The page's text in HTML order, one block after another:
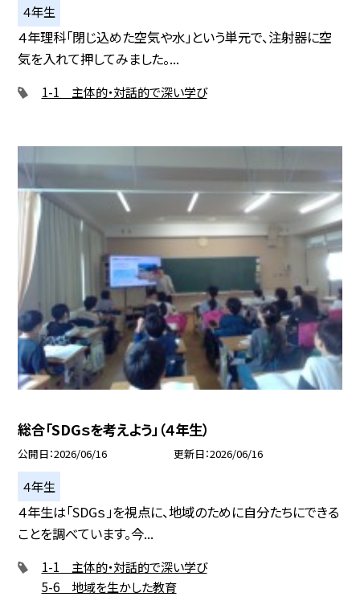
４年生
４年理科「閉じ込めた空気や水」という単元で、注射器に空
気を入れて押してみました。...
1-1 主体的・対話的で深い学び
総合「SDGｓを考えよう」（４年生）
公開日 2026/06/16 更新日 2026/06/16
４年生
４年生は「SDGｓ」を視点に、地域のために自分たちにできる
ことを調べています。今...
1-1 主体的・対話的で深い学び
5-6 地域を生かした教育